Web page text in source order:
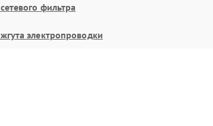
фильтра
электропроводки